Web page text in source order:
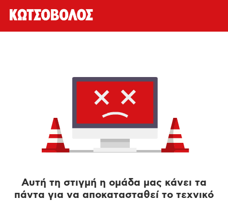
Αυτή τη στιγμή η ομάδα μας κάνει τα
πάντα για να αποκατασταθεί το τεχνικό